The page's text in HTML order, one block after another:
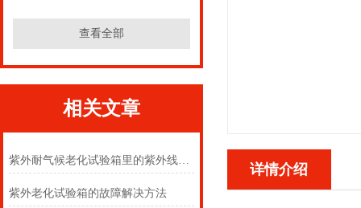
查看全部
相关文章
紫外耐气候老化试验箱里的紫外线对人有害吗
紫外老化试验箱的故障解决方法
详情介绍